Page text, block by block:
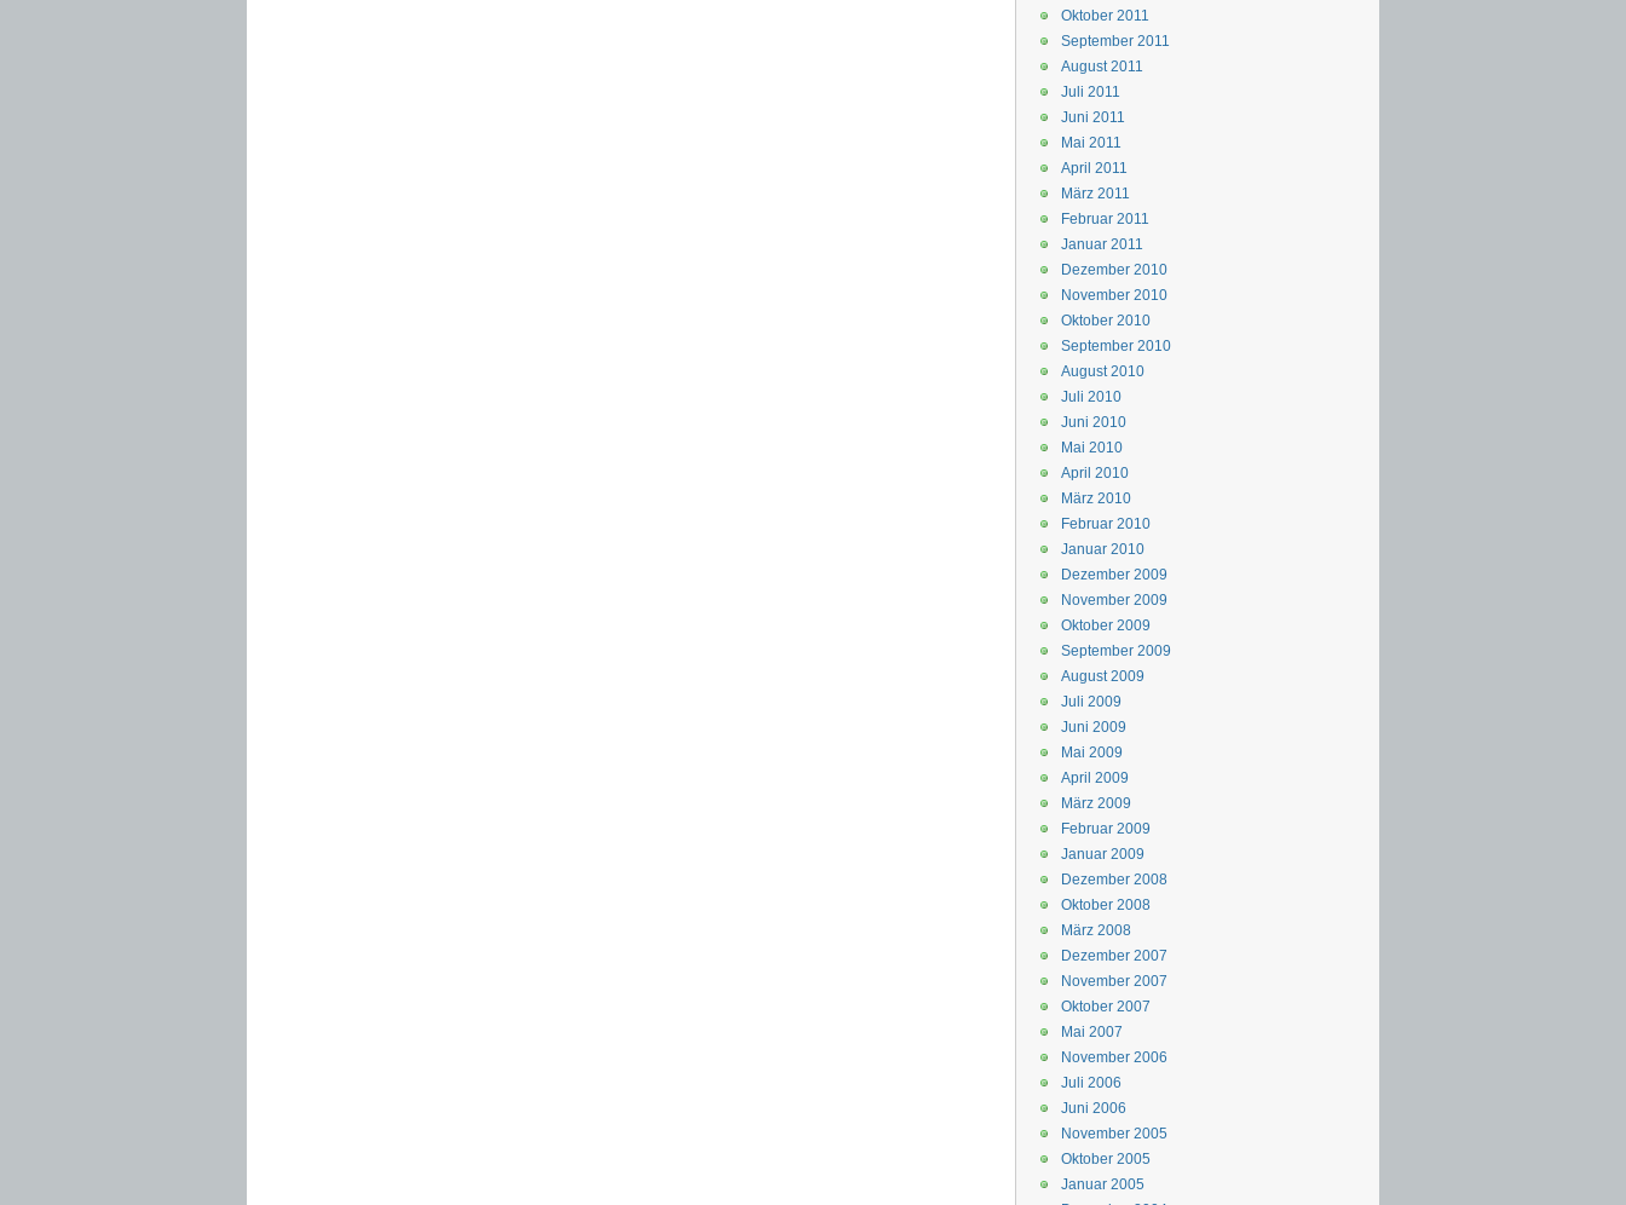
Oktober 2011
September 2011
August 2011
Juli 2011
Juni 2011
Mai 2011
April 2011
März 2011
Februar 2011
Januar 2011
Dezember 2010
November 2010
Oktober 2010
September 2010
August 2010
Juli 2010
Juni 2010
Mai 2010
April 2010
März 2010
Februar 2010
Januar 2010
Dezember 2009
November 2009
Oktober 2009
September 2009
August 2009
Juli 2009
Juni 2009
Mai 2009
April 2009
März 2009
Februar 2009
Januar 2009
Dezember 2008
Oktober 2008
März 2008
Dezember 2007
November 2007
Oktober 2007
Mai 2007
November 2006
Juli 2006
Juni 2006
November 2005
Oktober 2005
Januar 2005